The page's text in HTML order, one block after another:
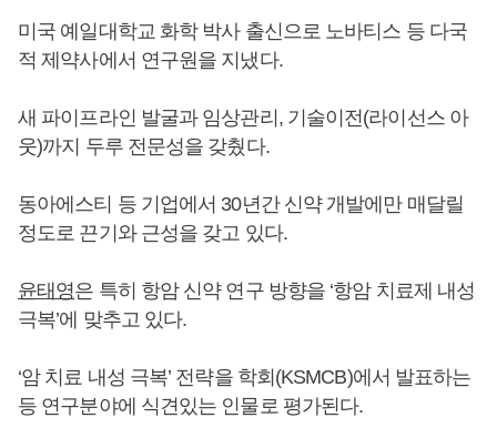
미국 예일대학교 화학 박사 출신으로 노바티스 등 다국
적 제약사에서 연구원을 지냈다.
새 파이프라인 발굴과 임상관리, 기술이전(라이선스 아
웃)까지 두루 전문성을 갖췄다.
동아에스티 등 기업에서 30년간 신약 개발에만 매달릴
정도로 끈기와 근성을 갖고 있다.
윤태영은 특히 항암 신약 연구 방향을 ‘항암 치료제 내성
극복’에 맞추고 있다.
‘암 치료 내성 극복’ 전략을 학회(KSMCB)에서 발표하는
등 연구분야에 식견있는 인물로 평가된다.